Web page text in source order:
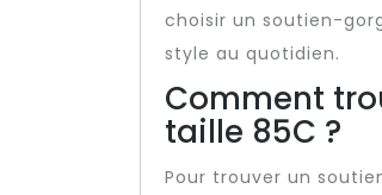
choisir un soutien-
style au quotidien.
Comment
taille 85C ?
Pour trouver un